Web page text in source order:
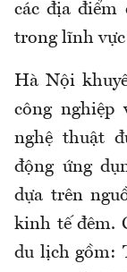
các địa điểm
trong lĩnh
Hà Nội
công nghiệp
nghệ thuật
động ứng
dựa trên
kinh tế đêm.
du lịch gồm: